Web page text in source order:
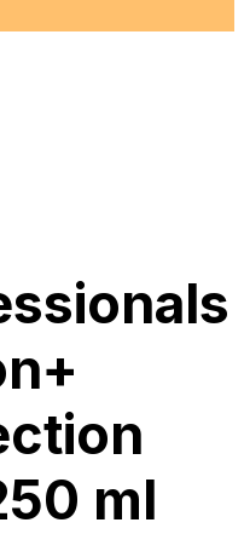
ml